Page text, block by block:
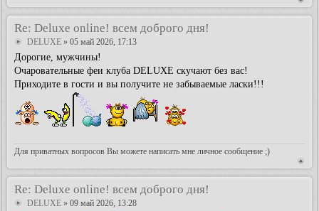
Re: Deluxe online! всем доброго дня!
DELUXE » 05 май 2026, 17:13
Дорогие, мужчины!
Очаровательные феи клуба DELUXE скучают без вас!
Приходите в гости и вы получите не забываемые ласки!!!
Для приватных вопросов Вы можете написать мне личное сообщение ;)
Re: Deluxe online! всем доброго дня!
DELUXE » 09 май 2026, 13:28